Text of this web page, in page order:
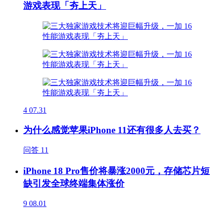
游戏表现「夯上天」
4 07.31
为什么感觉苹果iPhone 11还有很多人去买？
问答 11
iPhone 18 Pro售价将暴涨2000元，存储芯片短
缺引发全球终端集体涨价
9 08.01